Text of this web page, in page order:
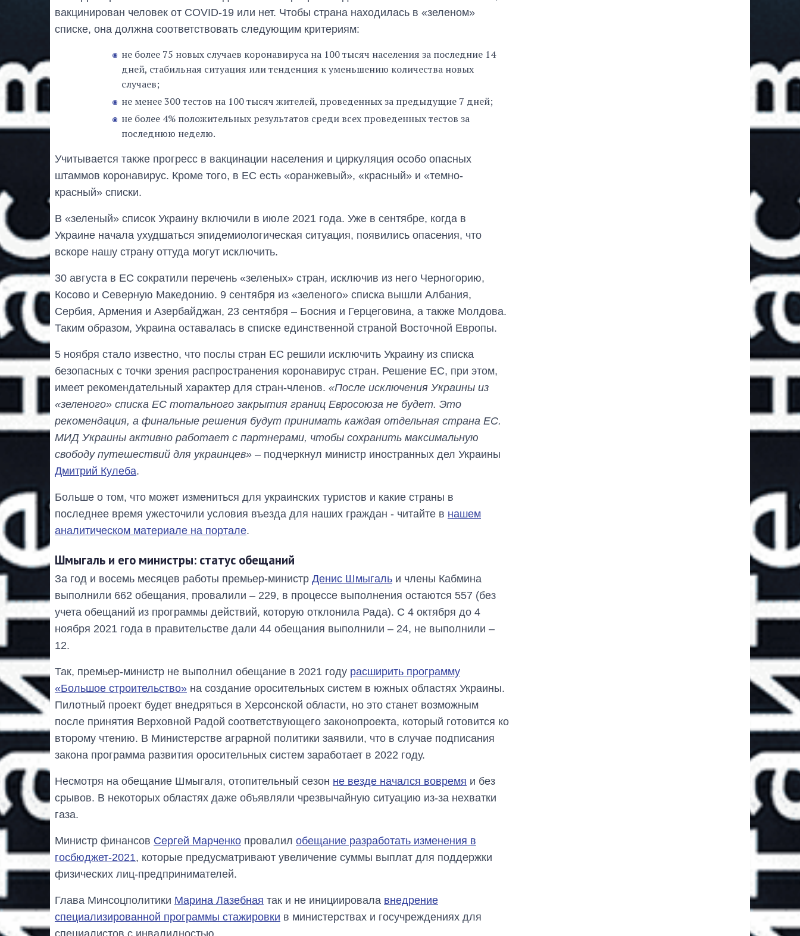
вакцинирован человек от COVID-19 или нет. Чтобы страна находилась в «зеленом»
списке, она должна соответствовать следующим критериям:
не более 75 новых случаев коронавируса на 100 тысяч населения за последние 14
дней, стабильная ситуация или тенденция к уменьшению количества новых
случаев;
не менее 300 тестов на 100 тысяч жителей, проведенных за предыдущие 7 дней;
не более 4% положительных результатов среди всех проведенных тестов за
последнюю неделю.
Учитывается также прогресс в вакцинации населения и циркуляция особо опасных
штаммов коронавирус. Кроме того, в ЕС есть «оранжевый», «красный» и «темно-
красный» списки.
В «зеленый» список Украину включили в июле 2021 года. Уже в сентябре, когда в
Украине начала ухудшаться эпидемиологическая ситуация, появились опасения, что
вскоре нашу страну оттуда могут исключить.
30 августа в ЕС сократили перечень «зеленых» стран, исключив из него Черногорию,
Косово и Северную Македонию. 9 сентября из «зеленого» списка вышли Албания,
Сербия, Армения и Азербайджан, 23 сентября – Босния и Герцеговина, а также Молдова.
Таким образом, Украина оставалась в списке единственной страной Восточной Европы.
5 ноября стало известно, что послы стран ЕС решили исключить Украину из списка
безопасных с точки зрения распространения коронавирус стран. Решение ЕС, при этом,
имеет рекомендательный характер для стран-членов. «После исключения Украины из
«зеленого» списка ЕС тотального закрытия границ Евросоюза не будет. Это
рекомендация, а финальные решения будут принимать каждая отдельная страна ЕС.
МИД Украины активно работает с партнерами, чтобы сохранить максимальную
свободу путешествий для украинцев» – подчеркнул министр иностранных дел Украины
Дмитрий Кулеба.
Больше о том, что может измениться для украинских туристов и какие страны в
последнее время ужесточили условия въезда для наших граждан - читайте в нашем
аналитическом материале на портале.
Шмыгаль и его министры: статус обещаний
За год и восемь месяцев работы премьер-министр Денис Шмыгаль и члены Кабмина
выполнили 662 обещания, провалили – 229, в процессе выполнения остаются 557 (без
учета обещаний из программы действий, которую отклонила Рада). С 4 октября до 4
ноября 2021 года в правительстве дали 44 обещания выполнили – 24, не выполнили –
12.
Так, премьер-министр не выполнил обещание в 2021 году расширить программу
«Большое строительство» на создание оросительных систем в южных областях Украины.
Пилотный проект будет внедряться в Херсонской области, но это станет возможным
после принятия Верховной Радой соответствующего законопроекта, который готовится ко
второму чтению. В Министерстве аграрной политики заявили, что в случае подписания
закона программа развития оросительных систем заработает в 2022 году.
Несмотря на обещание Шмыгаля, отопительный сезон не везде начался вовремя и без
срывов. В некоторых областях даже объявляли чрезвычайную ситуацию из-за нехватки
газа.
Министр финансов Сергей Марченко провалил обещание разработать изменения в
госбюджет-2021, которые предусматривают увеличение суммы выплат для поддержки
физических лиц-предпринимателей.
Глава Минсоцполитики Марина Лазебная так и не инициировала внедрение
специализированной программы стажировки в министерствах и госучреждениях для
специалистов с инвалидностью.